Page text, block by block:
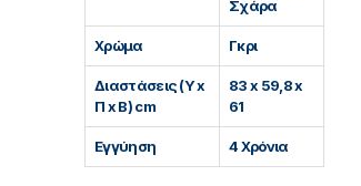
Σχάρα
Χρώμα Γκρι
Διαστάσεις (Υ x
Π x Β) cm
83 x 59,8 x
61
Εγγύηση 4 Χρόνια